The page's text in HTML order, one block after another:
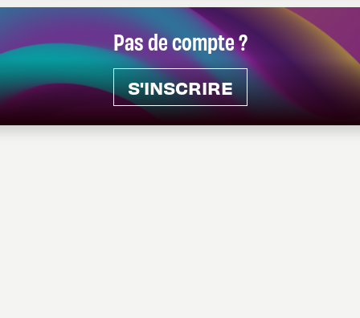
Pas de compte ?
S'INSCRIRE